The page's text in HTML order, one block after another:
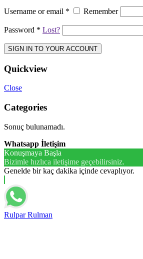
Username or email * Remember
Password * Lost?
SIGN IN TO YOUR ACCOUNT
Quickview
Close
Categories
Sonuç bulunamadı.
Whatsapp İletişim
Konuşmaya Başla
Bizimle hızlıca iletişime geçebilirsiniz.
Genelde bir kaç dakika içinde cevaplıyor.
Rulpar Rulman